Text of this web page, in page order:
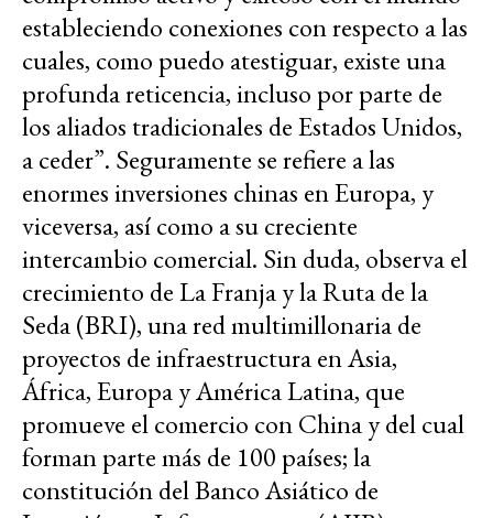
estableciendo conexiones con respecto a las
cuales, como puedo atestiguar, existe una
profunda reticencia, incluso por parte de
los aliados tradicionales de Estados Unidos,
a ceder”. Seguramente se refiere a las
enormes inversiones chinas en Europa, y
viceversa, así como a su creciente
intercambio comercial. Sin duda, observa el
crecimiento de La Franja y la Ruta de la
Seda (BRI), una red multimillonaria de
proyectos de infraestructura en Asia,
África, Europa y América Latina, que
promueve el comercio con China y del cual
forman parte más de 100 países; la
constitución del Banco Asiático de